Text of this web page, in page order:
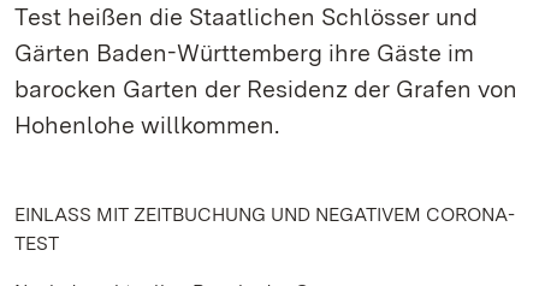
Test heißen die Staatlichen Schlösser und
Gärten Baden-Württemberg ihre Gäste im
barocken Garten der Residenz der Grafen von
Hohenlohe willkommen.
EINLASS MIT ZEITBUCHUNG UND NEGATIVEM CORONA-
TEST